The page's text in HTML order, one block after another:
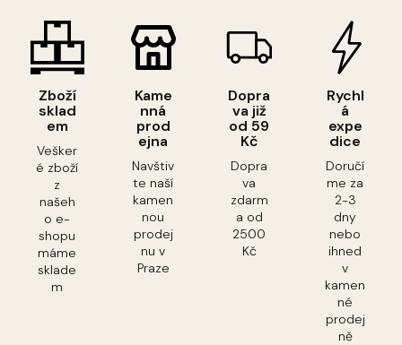
Zboží
sklad
em
Vešker
é zboží
z
našeh
o e-
shopu
máme
sklade
m
Kame
nná
prod
ejna
Navštiv
te naší
kamen
nou
prodej
nu v
Praze
Dopra
va již
od 59
Kč
Dopra
va
zdarm
a od
2500
Kč
Rychl
á
expe
dice
Doručí
me za
2-3
dny
nebo
ihned
v
kamen
né
prodej
ně